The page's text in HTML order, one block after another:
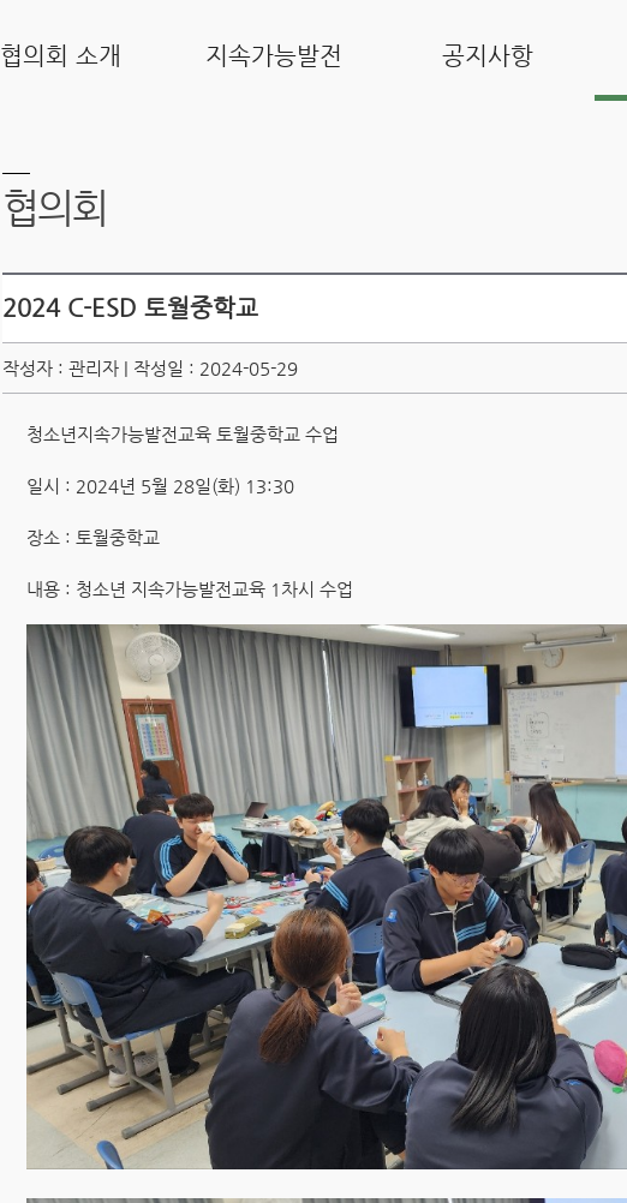
협의회 소개 지속가능발전 공지사항
협의회
2024 C-ESD 토월중학교
작성자 : 관리자 | 작성일 : 2024-05-29
청소년지속가능발전교육 토월중학교 수업
일시 : 2024년 5월 28일(화) 13:30
장소 : 토월중학교
내용 : 청소년 지속가능발전교육 1차시 수업